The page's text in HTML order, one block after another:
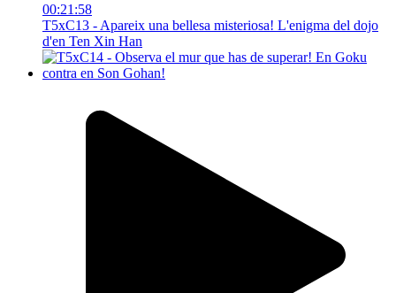
00:21:58
T5xC13 - Apareix una bellesa misteriosa! L'enigma del dojo
d'en Ten Xin Han